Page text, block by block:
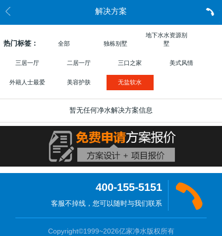
解决方案
热门标签： 全部 独栋别墅
地下水水资源别
墅
三居一厅 二居一厅 三口之家 美式风情
外籍人士最爱 美容护肤 无盐软水
暂无任何净水解决方案信息
400-155-5151
客服不掉线，您可以随时与我们联系
Copyright©1999~2026亿家净水版权所有